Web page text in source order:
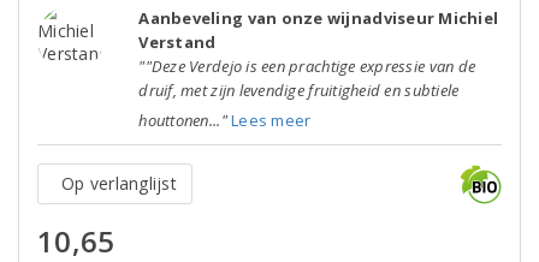
Aanbeveling van onze wijnadviseur Michiel
Verstand
""Deze Verdejo is een prachtige expressie van de
druif, met zijn levendige fruitigheid en subtiele
houttonen..."Lees meer
Op verlanglijst
10,65